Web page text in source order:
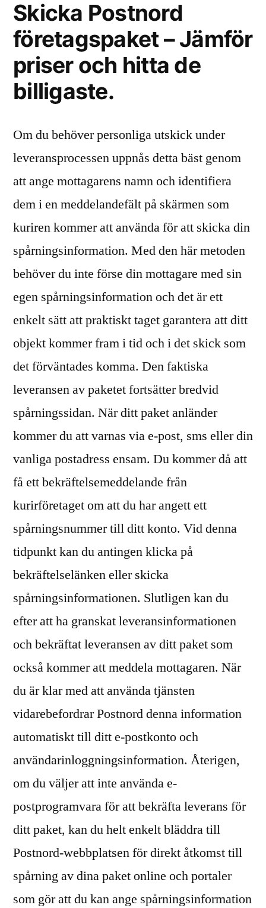
Skicka Postnord
företagspaket – Jämför
priser och hitta de
billigaste.
Om du behöver personliga utskick under
leveransprocessen uppnås detta bäst genom
att ange mottagarens namn och identifiera
dem i en meddelandefält på skärmen som
kuriren kommer att använda för att skicka din
spårningsinformation. Med den här metoden
behöver du inte förse din mottagare med sin
egen spårningsinformation och det är ett
enkelt sätt att praktiskt taget garantera att ditt
objekt kommer fram i tid och i det skick som
det förväntades komma. Den faktiska
leveransen av paketet fortsätter bredvid
spårningssidan. När ditt paket anländer
kommer du att varnas via e-post, sms eller din
vanliga postadress ensam. Du kommer då att
få ett bekräftelsemeddelande från
kurirföretaget om att du har angett ett
spårningsnummer till ditt konto. Vid denna
tidpunkt kan du antingen klicka på
bekräftelselänken eller skicka
spårningsinformationen. Slutligen kan du
efter att ha granskat leveransinformationen
och bekräftat leveransen av ditt paket som
också kommer att meddela mottagaren. När
du är klar med att använda tjänsten
vidarebefordrar Postnord denna information
automatiskt till ditt e-postkonto och
användarinloggningsinformation. Återigen,
om du väljer att inte använda e-
postprogramvara för att bekräfta leverans för
ditt paket, kan du helt enkelt bläddra till
Postnord-webbplatsen för direkt åtkomst till
spårning av dina paket online och portaler
som gör att du kan ange spårningsinformation